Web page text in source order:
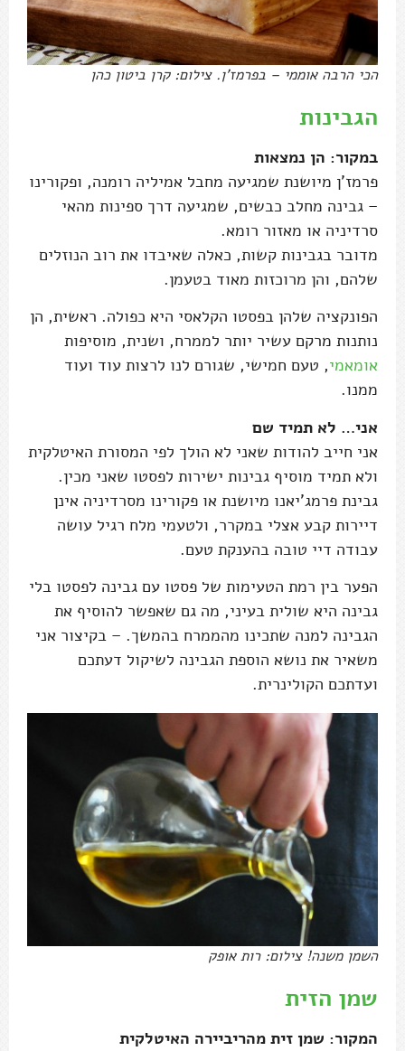
הכי הרבה אוממי – בפרמז'ן. צילום: קרן ביטון כהן
הגבינות
במקור: הן נמצאות
פרמז'ן מיושנת שמגיעה מחבל אמיליה רומנה, ופקורינו
– גבינה מחלב כבשים, שמגיעה דרך ספינות מהאי
סרדיניה או מאזור רומא.
מדובר בגבינות קשות, כאלה שאיבדו את רוב הנוזלים
שלהם, והן מרוכזות מאוד בטעמן.
הפונקציה שלהן בפסטו הקלאסי היא כפולה. ראשית, הן
נותנות מרקם עשיר יותר לממרח, ושנית, מוסיפות
אומאמי, טעם חמישי, שגורם לנו לרצות עוד ועוד
ממנו.
אני… לא תמיד שם
אני חייב להודות שאני לא הולך לפי המסורת האיטלקית
ולא תמיד מוסיף גבינות ישירות לפסטו שאני מכין.
גבינת פרמג'יאנו מיושנת או פקורינו מסרדיניה אינן
דיירות קבע אצלי במקרר, ולטעמי מלח רגיל עושה
עבודה דיי טובה בהענקת טעם.
הפער בין רמת הטעימות של פסטו עם גבינה לפסטו בלי
גבינה היא שולית בעיני, מה גם שאפשר להוסיף את
הגבינה למנה שתכינו מהממרח בהמשך. – בקיצור אני
משאיר את נושא הוספת הגבינה לשיקול דעתכם
ועדתכם הקולינרית.
השמן משנה! צילום: רות אופק
שמן הזית
המקור: שמן זית מהריביירה האיטלקית